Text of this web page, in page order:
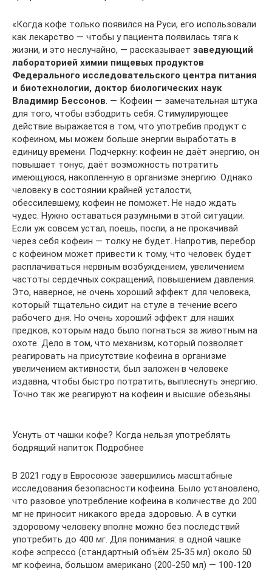
«Когда кофе только появился на Руси, его использовали
как лекарство — чтобы у пациента появилась тяга к
жизни, и это неслучайно, — рассказывает заведующий
лабораторией химии пищевых продуктов
Федерального исследовательского центра питания
и биотехнологии, доктор биологических наук
Владимир Бессонов. — Кофеин — замечательная штука
для того, чтобы взбодрить себя. Стимулирующее
действие выражается в том, что употребив продукт с
кофеином, мы можем больше энергии выработать в
единицу времени. Подчеркну: кофеин не даёт энергию, он
повышает тонус, даёт возможность потратить
имеющуюся, накопленную в организме энергию. Однако
человеку в состоянии крайней усталости,
обессилевшему, кофеин не поможет. Не надо ждать
чудес. Нужно оставаться разумными в этой ситуации.
Если уж совсем устал, поешь, поспи, а не прокачивай
через себя кофеин — толку не будет. Напротив, перебор
с кофеином может привести к тому, что человек будет
расплачиваться нервным возбуждением, увеличением
частоты сердечных сокращений, повышением давления.
Это, наверное, не очень хороший эффект для человека,
который тщательно сидит на стуле в течение всего
рабочего дня. Но очень хороший эффект для наших
предков, которым надо было погнаться за животным на
охоте. Дело в том, что механизм, который позволяет
реагировать на присутствие кофеина в организме
увеличением активности, был заложен в человеке
издавна, чтобы быстро потратить, выплеснуть энергию.
Точно так же реагируют на кофеин и высшие обезьяны.
Уснуть от чашки кофе? Когда нельзя употреблять
бодрящий напиток Подробнее
В 2021 году в Евросоюзе завершились масштабные
исследования безопасности кофеина. Было установлено,
что разовое употребление кофеина в количестве до 200
мг не приносит никакого вреда здоровью. А в сутки
здоровому человеку вполне можно без последствий
употребить до 400 мг. Для понимания: в одной чашке
кофе эспрессо (стандартный объём 25-35 мл) около 50
мг кофеина, большом американо (200-250 мл) — 100-120